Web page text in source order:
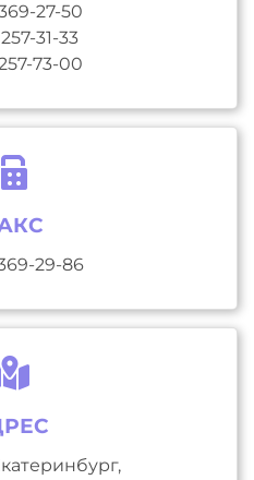
27-50
31-33
73-00
29-86